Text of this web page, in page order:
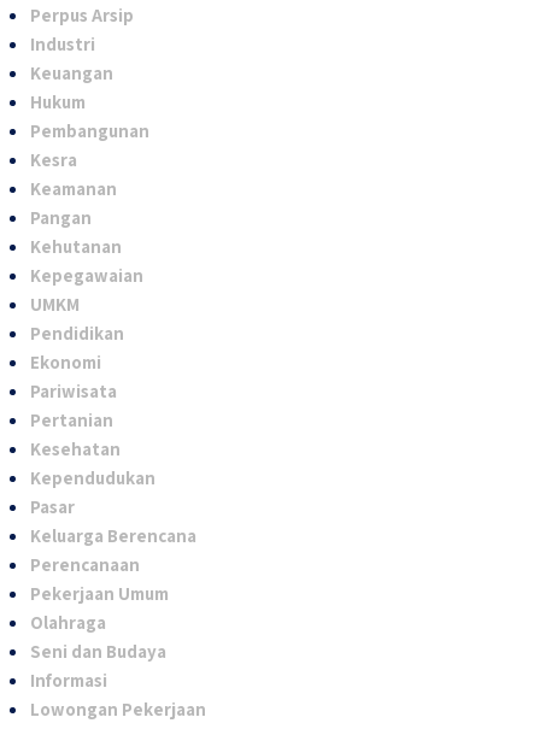
Perpus Arsip
Industri
Keuangan
Hukum
Pembangunan
Kesra
Keamanan
Pangan
Kehutanan
Kepegawaian
UMKM
Pendidikan
Ekonomi
Pariwisata
Pertanian
Kesehatan
Kependudukan
Pasar
Keluarga Berencana
Perencanaan
Pekerjaan Umum
Olahraga
Seni dan Budaya
Informasi
Lowongan Pekerjaan